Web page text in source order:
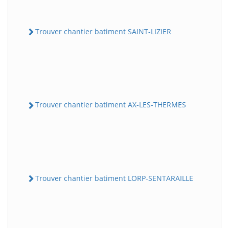
Trouver chantier batiment SAINT-LIZIER
Trouver chantier batiment AX-LES-THERMES
Trouver chantier batiment LORP-SENTARAILLE